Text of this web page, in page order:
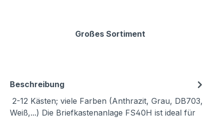
Großes Sortiment
Beschreibung
2-12 Kästen; viele Farben (Anthrazit, Grau, DB703,
Weiß,...) Die Briefkastenanlage FS40H ist ideal für